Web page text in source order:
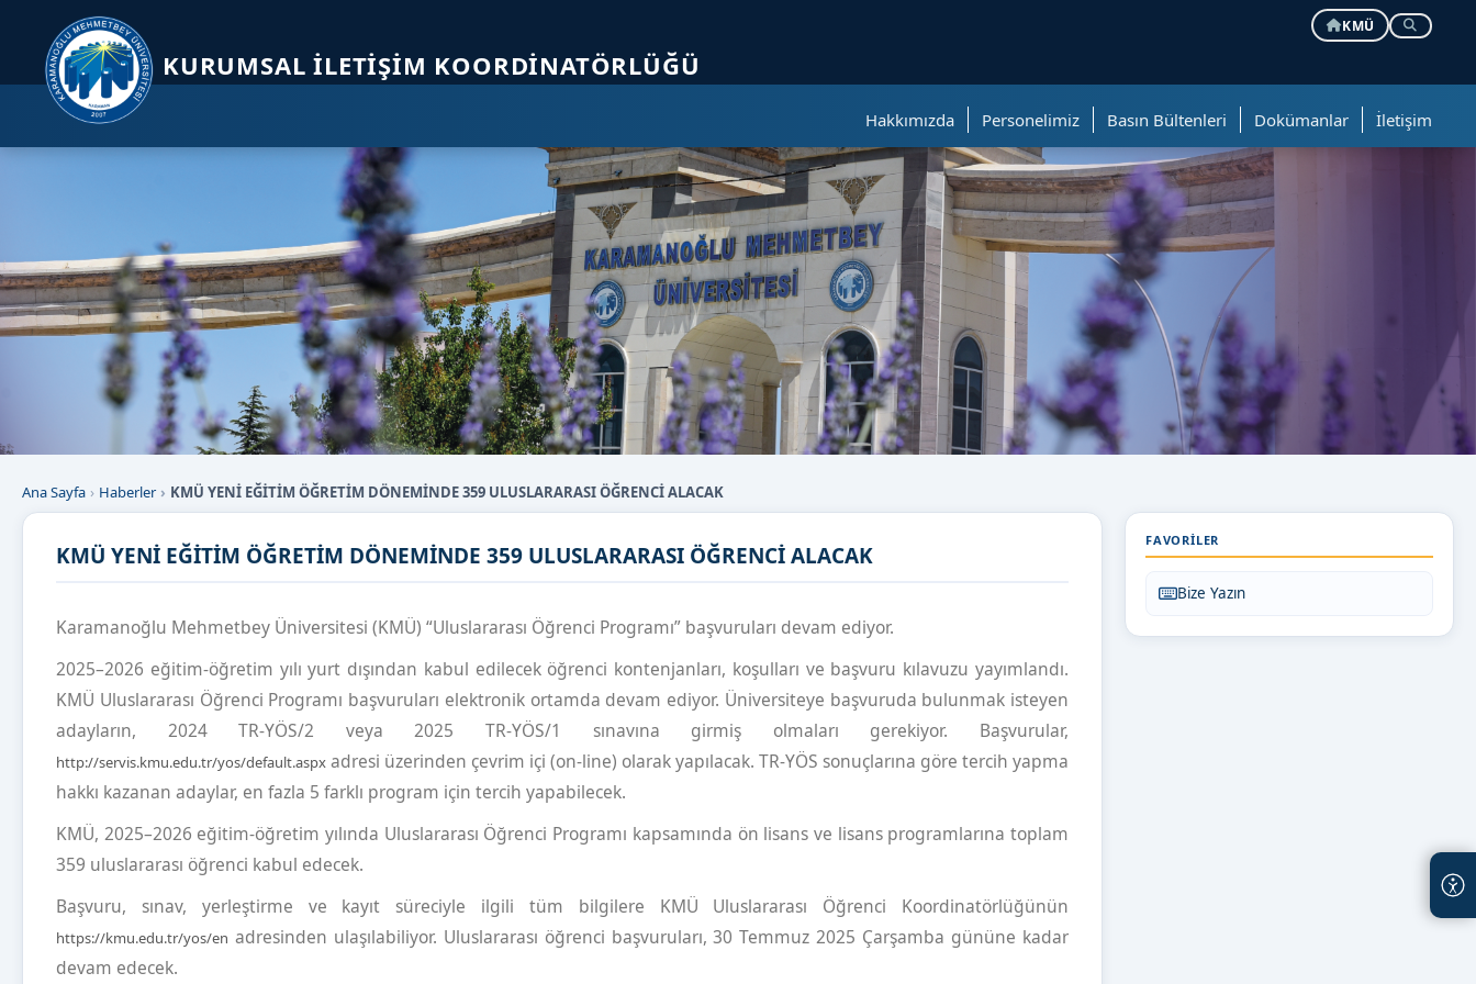
KMÜ
KURUMSAL İLETIŞIM KOORDINATÖRLÜĞÜ
Hakkımızda Personelimiz Basın Bültenleri Dokümanlar İletişim
Ana Sayfa Haberler KMÜ YENİ EĞİTİM ÖĞRETİM DÖNEMİNDE 359 ULUSLARARASI ÖĞRENCİ ALACAK
KMÜ YENİ EĞİTİM ÖĞRETİM DÖNEMİNDE 359 ULUSLARARASI ÖĞRENCİ ALACAK
Karamanoğlu Mehmetbey Üniversitesi (KMÜ) “Uluslararası Öğrenci Programı” başvuruları devam ediyor.
2025–2026 eğitim-öğretim yılı yurt dışından kabul edilecek öğrenci kontenjanları, koşulları ve başvuru kılavuzu yayımlandı.
KMÜ Uluslararası Öğrenci Programı başvuruları elektronik ortamda devam ediyor. Üniversiteye başvuruda bulunmak isteyen
adayların, 2024 TR-YÖS/2 veya 2025 TR-YÖS/1 sınavına girmiş olmaları gerekiyor. Başvurular,
http://servis.kmu.edu.tr/yos/default.aspx adresi üzerinden çevrim içi (on-line) olarak yapılacak. TR-YÖS sonuçlarına göre tercih yapma
hakkı kazanan adaylar, en fazla 5 farklı program için tercih yapabilecek.
KMÜ, 2025–2026 eğitim-öğretim yılında Uluslararası Öğrenci Programı kapsamında ön lisans ve lisans programlarına toplam
359 uluslararası öğrenci kabul edecek.
Başvuru, sınav, yerleştirme ve kayıt süreciyle ilgili tüm bilgilere KMÜ Uluslararası Öğrenci Koordinatörlüğünün
https://kmu.edu.tr/yos/en adresinden ulaşılabiliyor. Uluslararası öğrenci başvuruları, 30 Temmuz 2025 Çarşamba gününe kadar
devam edecek.
FAVORILER
Bize Yazın